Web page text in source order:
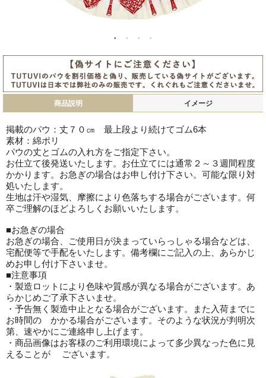
商品説明 イメージ
掲載のパウ：丈７０㎝ 最上段より続けてゴム6本
素材：綿ポリ
パウの丈とゴムの入れ方をご指定下さい。
お仕立て後発送いたします。お仕立てには通常２～３週間程度
かかります。お急ぎの場合はお申し付け下さい。可能な限り対
処いたします。
生地は汗や湿気、摩擦により色落ちする場合がございます。何
卒ご理解のほどよろしくお願いいたします。
■お急ぎの場合
お急ぎの場合、ご使用日が決まっていらっしゃる場合などは、
宅配便等で手配をいたします。備考欄にご記入の上、あらかじ
めお申し付け下さいませ。
■注意事項
・製造ロットにより色味や質感が異なる場合がございます。あ
らかじめご了承下さいませ。
・予告無く製造中止となる場合がございます。また入荷までに
お時間の かかる場合がございます。そのような状況が判明次
第、速やかにご連絡申し上げます。
・商品画像はお客様のご利用環境によって多少異なった色に見
えることが ございます。